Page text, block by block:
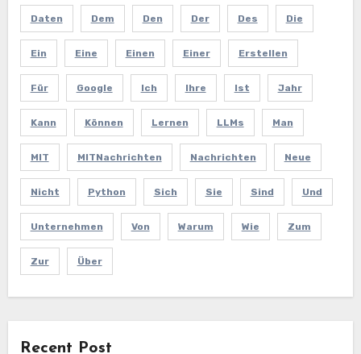
Daten Dem Den Der Des Die
Ein Eine Einen Einer Erstellen
Für Google Ich Ihre Ist Jahr
Kann Können Lernen LLMs Man
MIT MITNachrichten Nachrichten Neue
Nicht Python Sich Sie Sind Und
Unternehmen Von Warum Wie Zum
Zur Über
Recent Post